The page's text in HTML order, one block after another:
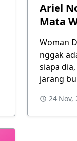
Ariel
Mata
Woman
nggak
siapa
jarang
24 Nov,